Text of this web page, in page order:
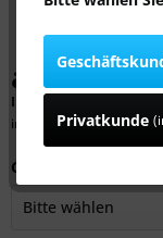
ab 2,99 €
Inhalt:
inkl. MwSt.zzgl.
Gewindegröße:
Privatkunde